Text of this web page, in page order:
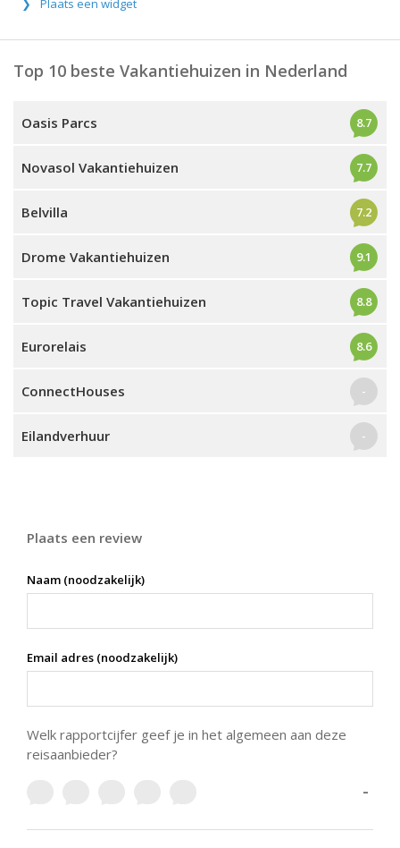
Plaats een widget
Top 10 beste Vakantiehuizen in Nederland
Oasis Parcs 8.7
Novasol Vakantiehuizen 7.7
Belvilla 7.2
Drome Vakantiehuizen 9.1
Topic Travel Vakantiehuizen 8.8
Eurorelais 8.6
ConnectHouses -
Eilandverhuur -
Plaats een review
Naam (noodzakelijk)
Email adres (noodzakelijk)
Welk rapportcijfer geef je in het algemeen aan deze
reisaanbieder?
-